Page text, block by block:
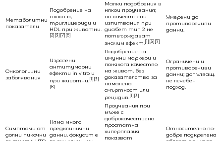
Метаболитни
показатели
Подобрение на
глюкоза,
триглицериди и
HDL при животни.
[2][3][7][8]
Малки подобрения в
някои проучвания;
по-качествени
изпитвания при
диабет тип 2 не
потвърждават
значим ефект.[1][3][7]
Умерени до
противоречиви
данни.
Онкологични
заболявания
Изразени
антитуморни
ефекти in vitro и
при животни.[1][3]
[8]
Подобрение на
имунни маркери и
понякога качество
на живот, без
доказателства за
намалена
смъртност или
рецидив.[1][3]
Ограничени и
противоречиви
данни; допълващ,
не лечебен
подход.
Симптоми от
долни пикочни
Няма много
предклинични
данни, фокусът е
Проучвания при
мъже с
доброкачествена
простатна
хиперплазия
показват
Относително по-
добре подкрепена